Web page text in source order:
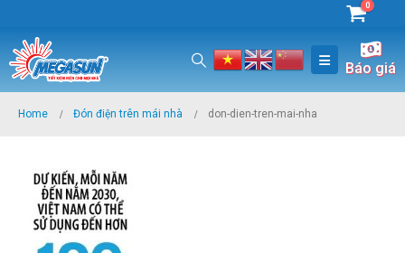
0
Báo giá
Home Đón điện trên mái nhà don-dien-tren-mai-nha